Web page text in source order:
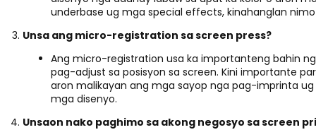
underbase ug mga special effects, kinahanglan
Unsa ang micro-registration sa screen press?
Ang micro-registration usa ka importanteng bahin
pag-adjust sa posisyon sa screen. Kini importante
aron malikayan ang mga sayop nga pag-imprinta
mga disenyo.
Unsaon nako paghimo sa akong negosyo sa screen